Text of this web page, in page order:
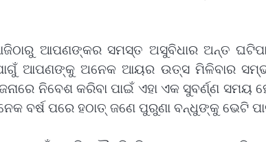
ଆପଣଙ୍କର ସମସ୍ତ ଅସୁବିଧାର ଅନ୍ତ
ଆପଣଙ୍କୁ ଅନେକ ଆୟର ଉତ୍ସ ମିଳିବାର
ନିବେଶ କରିବା ପାଇଁ ଏହା ଏକ ସୁବର୍ଣ୍ଣ ସମୟ
ବର୍ଷ ପରେ ହଠାତ୍ ଜଣେ ପୁରୁଣା ବନ୍ଧୁଙ୍କୁ ଭେଟି